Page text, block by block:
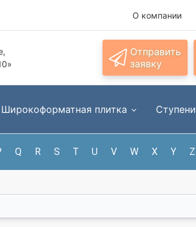
О компании
Отправить
заявку
Широкоформатная плитка Ступени
Q R S T U V W X Y Z